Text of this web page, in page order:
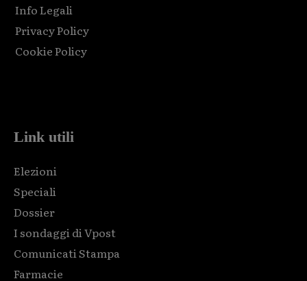
Info Legali
Privacy Policy
Cookie Policy
Link utili
Elezioni
Speciali
Dossier
I sondaggi di Vpost
Comunicati Stampa
Farmacie